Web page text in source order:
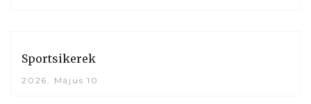
Sportsikerek
2026. Május 10